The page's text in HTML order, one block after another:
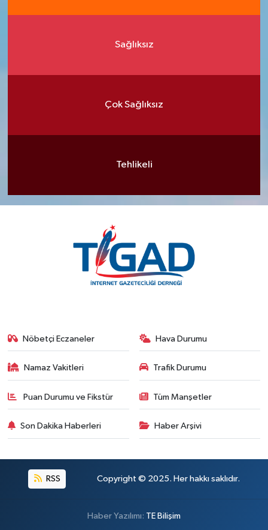
Sağlıksız
Çok Sağlıksız
Tehlikeli
Nöbetçi Eczaneler Hava Durumu
Namaz Vakitleri Trafik Durumu
Puan Durumu ve Fikstür Tüm Manşetler
Son Dakika Haberleri Haber Arşivi
RSS Copyright © 2025. Her hakkı saklıdır.
Haber Yazılımı: TE Bilişim